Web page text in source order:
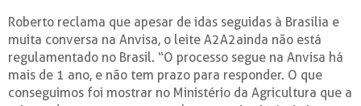
Roberto reclama que apesar de idas seguidas à Brasília e
muita conversa na Anvisa, o leite A2A2ainda não está
regulamentado no Brasil. “O processo segue na Anvisa há
mais de 1 ano, e não tem prazo para responder. O que
conseguimos foi mostrar no Ministério da Agricultura que a